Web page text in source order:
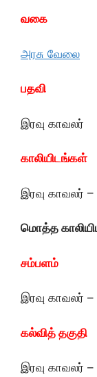
வகை
அரசு வேலை
பதவி
இரவு காவலர்
காலியிடங்கள்
இரவு காவலர் –
மொத்த
சம்பளம்
இரவு காவலர் –
கல்வித் தகுதி
இரவு காவலர் –